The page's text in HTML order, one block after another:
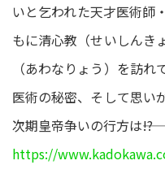
いと乞われた天才医術師
もに清心教（せいしんき
（あわなりょう）を訪
医術の秘密、そして思い
次期皇帝争いの行方は――!?
https://